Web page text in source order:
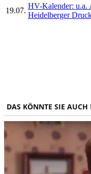
19.07.
HV-Kalender: u.a.
Heidelberger